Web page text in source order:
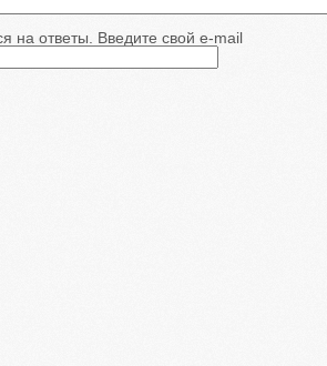
на ответы. Введите свой e-mail